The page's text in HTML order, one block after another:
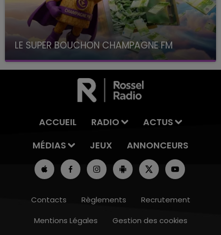
LE SUPER BOUCHON CHAMPAGNE FM
avec La Famille Champagne FM, à 8H10
ACCUEIL RADIO
ACTUS
MÉDIAS
JEUX ANNONCEURS
Contacts Règlements
Recrutement
Mentions Légales
Gestion des cookies